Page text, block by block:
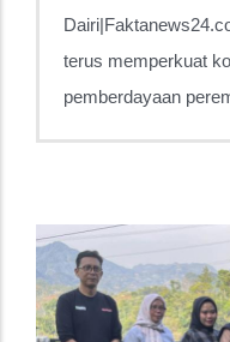
terus memperkuat
pemberdayaan